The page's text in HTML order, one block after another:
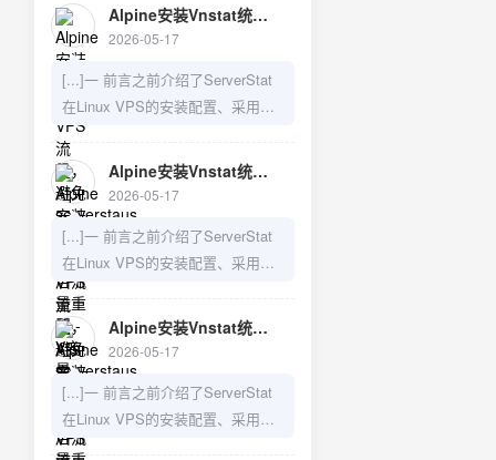
Alpine安装Vnstat统计VPS流量，避免serverstaus系统重启后流量重置 - V变量—建站日记
2026-05-17
[...]一 前言之前介绍了ServerStat
在Linux VPS的安装配置、采用
Vnstat来防止重启导致数据丢失的
问题，以及如何在LiNUX VPS上手
动安装Server-Rust,需要的可以访
问之前的博文：1）LiNUX VPS上
Server-Rust的手动安装教程2）
Serverstaus改用Vnstat统计VPS流
量，避免服务器重启引起统计丢失
3）Alpine上Server-Rust的手动安
装教[...]
Alpine安装Vnstat统计VPS流量，避免serverstaus系统重启后流量重置 - V变量—建站日记
2026-05-17
[...]一 前言之前介绍了ServerStat
在Linux VPS的安装配置、采用
Vnstat来防止重启导致数据丢失的
问题，以及如何在LiNUX VPS上手
动安装Server-Rust,需要的可以访
问之前的博文：1）LiNUX VPS上
Server-Rust的手动安装教程2）
Serverstaus改用Vnstat统计VPS流
量，避免服务器重启引起统计丢失
Alpine安装Vnstat统计VPS流量，避免serverstaus系统重启后流量重置 - V变量—建站日记
2026-05-17
[...]一 前言之前介绍了ServerStat
在Linux VPS的安装配置、采用
Vnstat来防止重启导致数据丢失的